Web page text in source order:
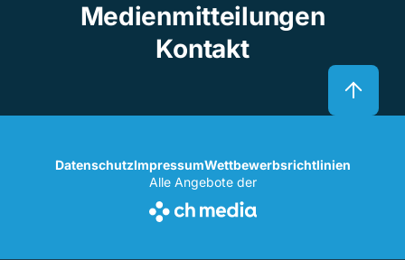
Medienmitteilungen
Kontakt
DatenschutzImpressumWettbewerbsrichtlinien
Alle Angebote der